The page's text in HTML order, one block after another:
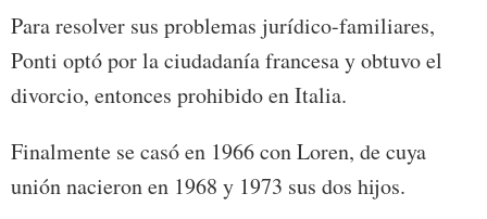
Para resolver sus problemas jurídico-familiares,
Ponti optó por la ciudadanía francesa y obtuvo el
divorcio, entonces prohibido en Italia.
Finalmente se casó en 1966 con Loren, de cuya
unión nacieron en 1968 y 1973 sus dos hijos.